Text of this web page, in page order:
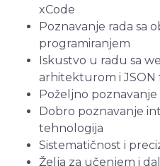
xCode
Poznavanje rada sa
programiranjem
Iskustvo u radu sa
arhitekturom i
Poželjno
Dobro poznavanje
tehnologija
Sistematičnost i
Želja za učenjem i